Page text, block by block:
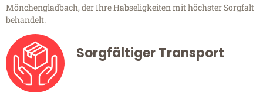
Mönchengladbach, der Ihre Habseligkeiten mit höchster Sorgfalt
behandelt.
Sorgfältiger Transport